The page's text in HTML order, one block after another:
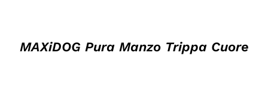
MAXiDOG Pura Manzo Trippa Cuore